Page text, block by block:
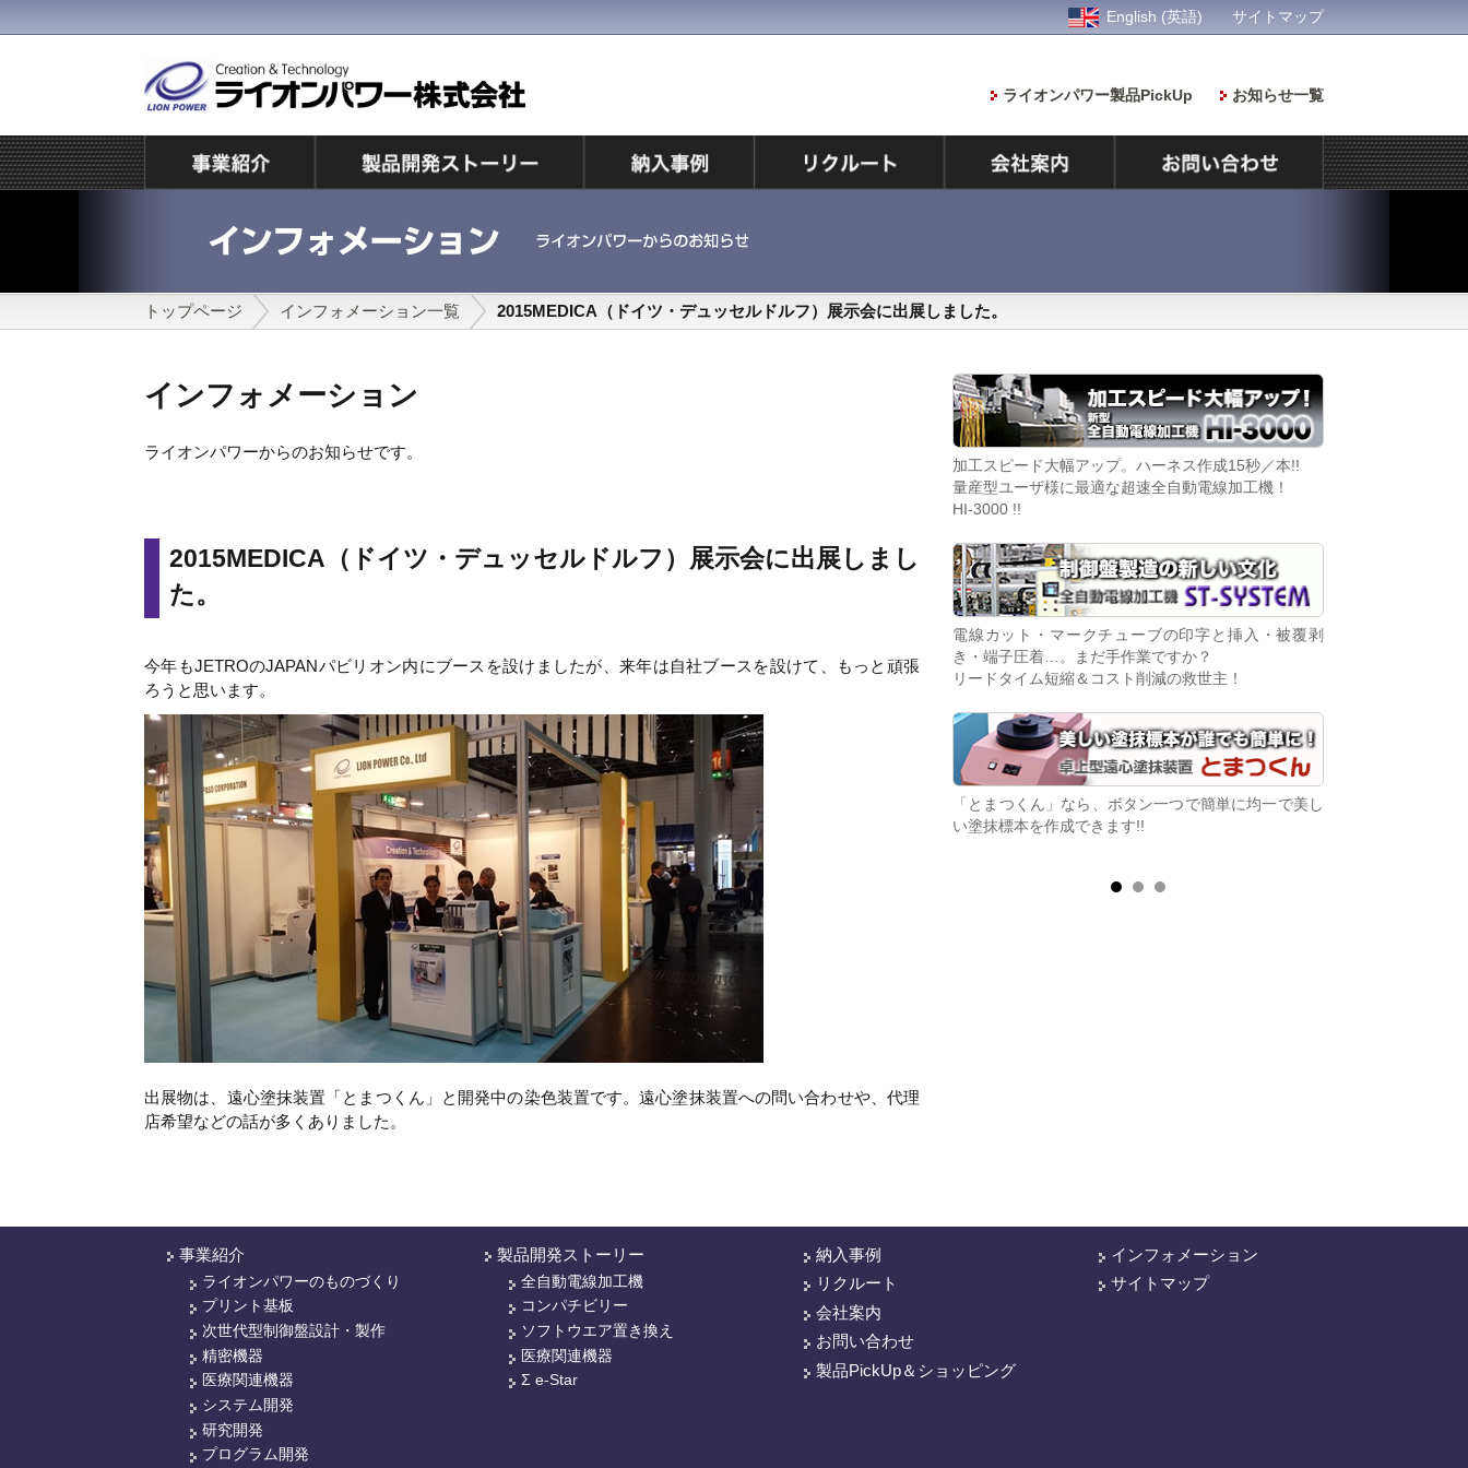
English (英語) サイトマップ
ライオンパワー製品PickUp お知らせ一覧
トップページ インフォメーション一覧 2015MEDICA（ドイツ・デュッセルドルフ）展示会に出展しました。
インフォメーション
ライオンパワーからのお知らせです。
2015MEDICA（ドイツ・デュッセルドルフ）展示会に出展しまし
た。
今年もJETROのJAPANパビリオン内にブースを設けましたが、来年は自社ブースを設けて、もっと頑張
ろうと思います。
出展物は、遠心塗抹装置「とまつくん」と開発中の染色装置です。遠心塗抹装置への問い合わせや、代理
店希望などの話が多くありました。
用ラックへ自動で移載。煩わしい入れ替え作業をなく
す「いえかえくん」！
ライオンパワー製品や備品のご紹介、購入やお問い合
わせ等はこちらから。
加工スピード大幅アップ。ハーネス作成15秒／本!!
量産型ユーザ様に最適な超速全自動電線加工機！
HI-3000 !!
電線カット・マークチューブの印字と挿入・被覆剥
き・端子圧着…。まだ手作業ですか？
リードタイム短縮＆コスト削減の救世主！
「とまつくん」なら、ボタン一つで簡単に均一で美し
い塗抹標本を作成できます!!
事業紹介
ライオンパワーのものづくり
プリント基板
次世代型制御盤設計・製作
精密機器
医療関連機器
システム開発
研究開発
プログラム開発
製品開発ストーリー
全自動電線加工機
コンパチビリー
ソフトウエア置き換え
医療関連機器
Σ e-Star
納入事例
リクルート
会社案内
お問い合わせ
製品PickUp＆ショッピング
インフォメーション
サイトマップ